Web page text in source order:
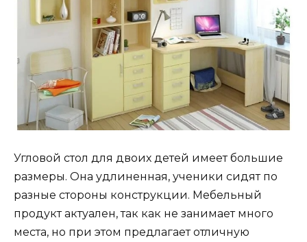
Угловой стол для двоих детей имеет большие
размеры. Она удлиненная, ученики сидят по
разные стороны конструкции. Мебельный
продукт актуален, так как не занимает много
места, но при этом предлагает отличную